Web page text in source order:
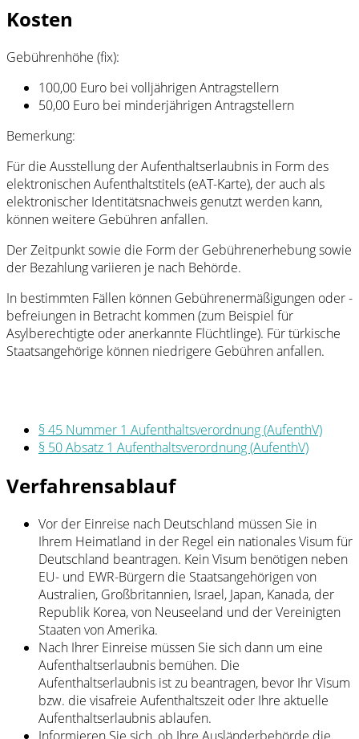
Kosten
Gebührenhöhe (fix):
100,00 Euro bei volljährigen Antragstellern
50,00 Euro bei minderjährigen Antragstellern
Bemerkung:
Für die Ausstellung der Aufenthaltserlaubnis in Form des
elektronischen Aufenthaltstitels (eAT-Karte), der auch als
elektronischer Identitätsnachweis genutzt werden kann,
können weitere Gebühren anfallen.
Der Zeitpunkt sowie die Form der Gebührenerhebung sowie
der Bezahlung variieren je nach Behörde.
In bestimmten Fällen können Gebührenermäßigungen oder -
befreiungen in Betracht kommen (zum Beispiel für
Asylberechtigte oder anerkannte Flüchtlinge). Für türkische
Staatsangehörige können niedrigere Gebühren anfallen.
§ 45 Nummer 1 Aufenthaltsverordnung (AufenthV)
§ 50 Absatz 1 Aufenthaltsverordnung (AufenthV)
Verfahrensablauf
Vor der Einreise nach Deutschland müssen Sie in
Ihrem Heimatland in der Regel ein nationales Visum für
Deutschland beantragen. Kein Visum benötigen neben
EU- und EWR-Bürgern die Staatsangehörigen von
Australien, Großbritannien, Israel, Japan, Kanada, der
Republik Korea, von Neuseeland und der Vereinigten
Staaten von Amerika.
Nach Ihrer Einreise müssen Sie sich dann um eine
Aufenthaltserlaubnis bemühen. Die
Aufenthaltserlaubnis ist zu beantragen, bevor Ihr Visum
bzw. die visafreie Aufenthaltszeit oder Ihre aktuelle
Aufenthaltserlaubnis ablaufen.